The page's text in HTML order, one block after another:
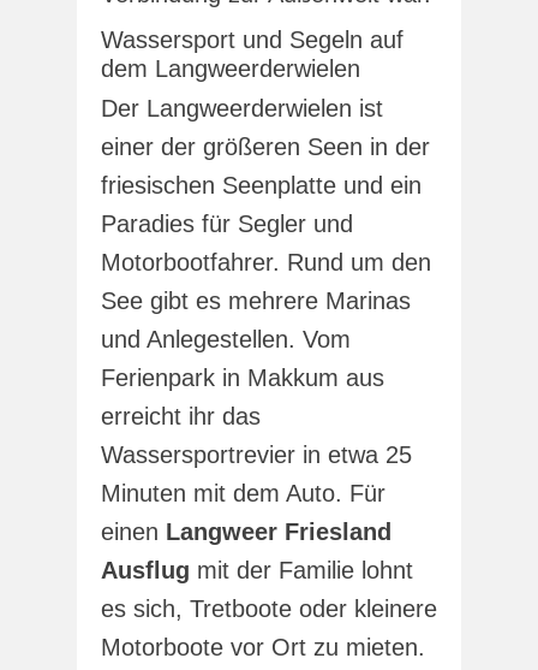
Wassersport und Segeln auf
dem Langweerderwielen
Der Langweerderwielen ist
einer der größeren Seen in der
friesischen Seenplatte und ein
Paradies für Segler und
Motorbootfahrer. Rund um den
See gibt es mehrere Marinas
und Anlegestellen. Vom
Ferienpark in Makkum aus
erreicht ihr das
Wassersportrevier in etwa 25
Minuten mit dem Auto. Für
einen Langweer Friesland
Ausflug mit der Familie lohnt
es sich, Tretboote oder kleinere
Motorboote vor Ort zu mieten.